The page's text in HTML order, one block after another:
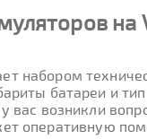
на
набором
батареи и
вас возникли
оперативную